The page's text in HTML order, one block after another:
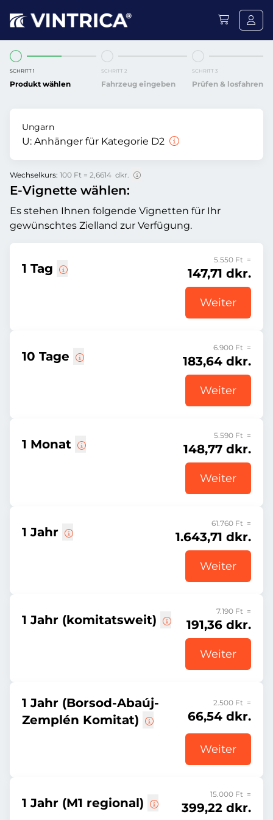
SCHRITT 1
Produkt wählen
SCHRITT 2
Fahrzeug eingeben
SCHRITT 3
Prüfen & losfahren
Ungarn
U: Anhänger für Kategorie D2
Wechselkurs: 100 Ft = 2,6614 dkr.
E-Vignette wählen:
Es stehen Ihnen folgende Vignetten für Ihr
gewünschtes Zielland zur Verfügung.
1 Tag
5.550 Ft =
147,71 dkr.
Weiter
10 Tage
6.900 Ft =
183,64 dkr.
Weiter
1 Monat
5.590 Ft =
148,77 dkr.
Weiter
1 Jahr
61.760 Ft =
1.643,71 dkr.
Weiter
1 Jahr (komitatsweit)
7.190 Ft =
191,36 dkr.
Weiter
1 Jahr (Borsod-Abaúj-
Zemplén Komitat)
2.500 Ft =
66,54 dkr.
Weiter
1 Jahr (M1 regional)
15.000 Ft =
399,22 dkr.